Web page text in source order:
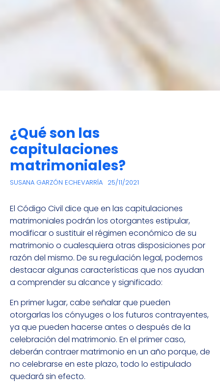
¿Qué son las
capitulaciones
matrimoniales?
SUSANA GARZÓN ECHEVARRÍA 25/11/2021
El Código Civil dice que en las capitulaciones
matrimoniales podrán los otorgantes estipular,
modificar o sustituir el régimen económico de su
matrimonio o cualesquiera otras disposiciones por
razón del mismo. De su regulación legal, podemos
destacar algunas características que nos ayudan
a comprender su alcance y significado:
En primer lugar, cabe señalar que pueden
otorgarlas los cónyuges o los futuros contrayentes,
ya que pueden hacerse antes o después de la
celebración del matrimonio. En el primer caso,
deberán contraer matrimonio en un año porque, de
no celebrarse en este plazo, todo lo estipulado
quedará sin efecto.